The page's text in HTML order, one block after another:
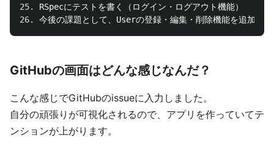
25.
26.
GitHubの画面はどんな感じなんだ？
こんな感じでGitHubのissueに入力しました。
自分の頑張りが可視化されるので、アプリを作っていてテ
ンションが上がります。